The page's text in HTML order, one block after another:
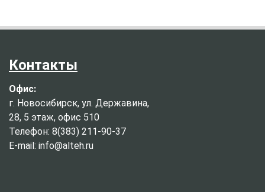
Контакты
Офис:
г. Новосибирск, ул. Державина,
28, 5 этаж, офис 510
Телефон: 8(383) 211-90-37
E-mail: info@alteh.ru